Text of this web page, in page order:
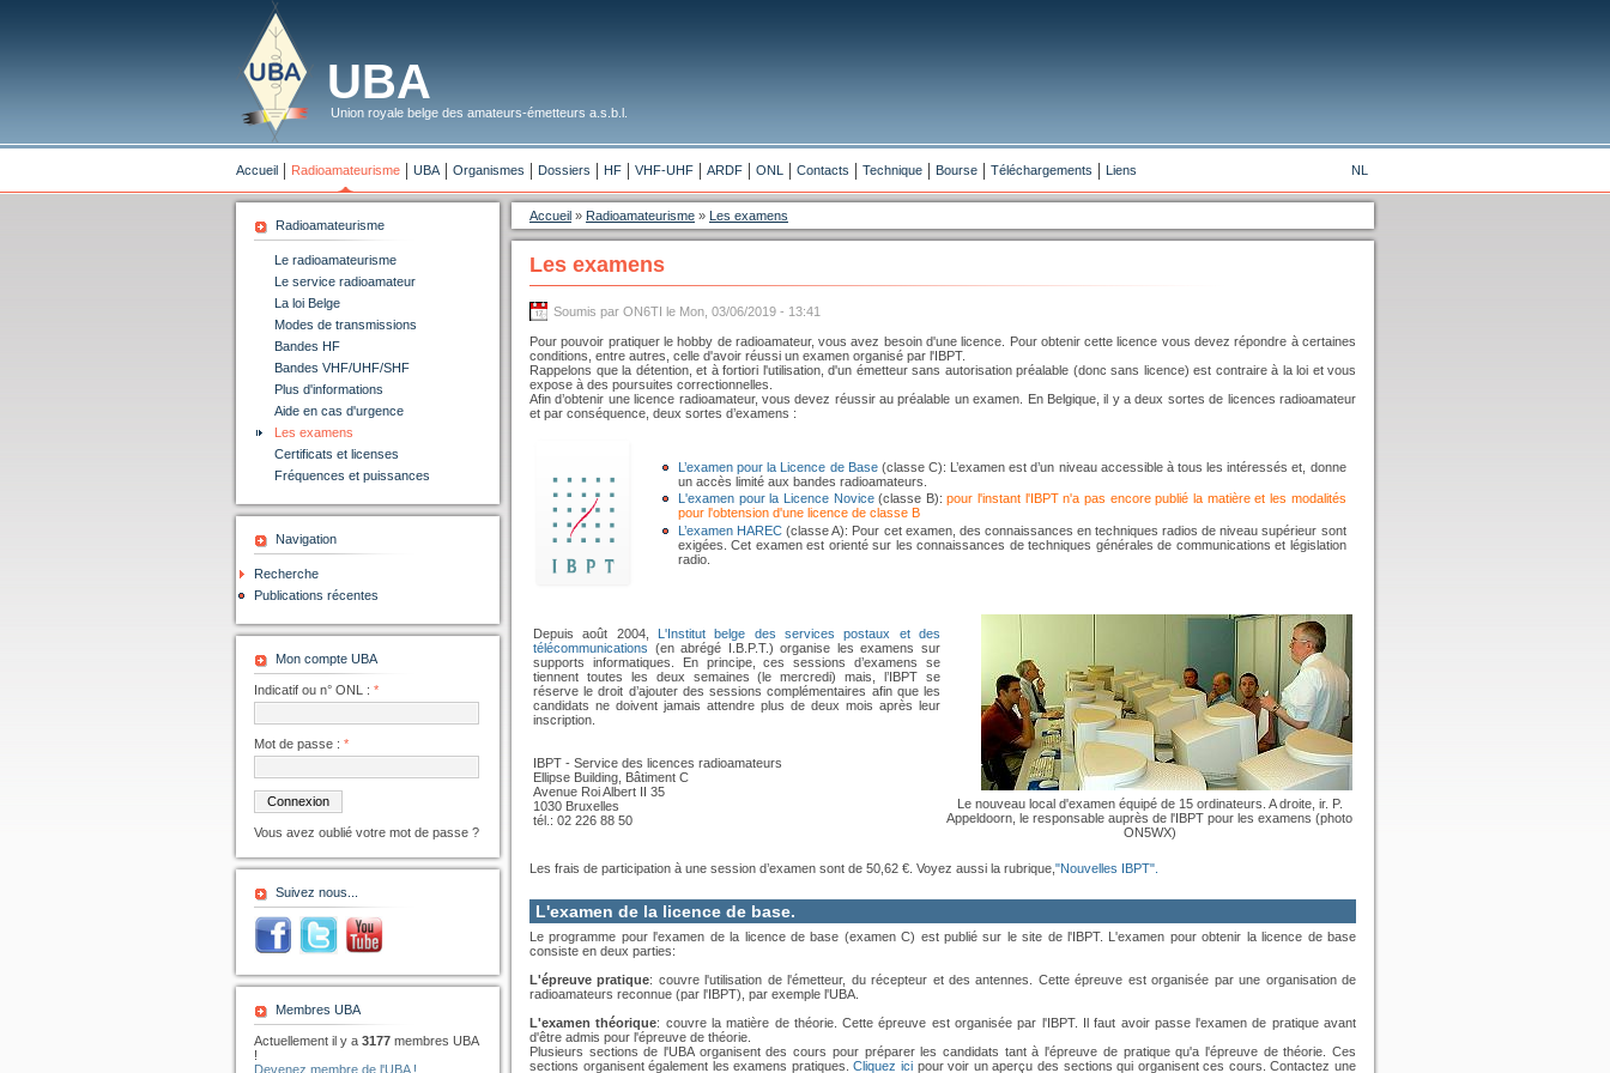
UBA
Union royale belge des amateurs-émetteurs a.s.b.l.
Accueil Radioamateurisme UBA Organismes Dossiers HF VHF-UHF ARDF ONL Contacts Technique Bourse Téléchargements Liens NL
Radioamateurisme
Le radioamateurisme
Le service radioamateur
La loi Belge
Modes de transmissions
Bandes HF
Bandes VHF/UHF/SHF
Plus d'informations
Aide en cas d'urgence
Les examens
Certificats et licenses
Fréquences et puissances
Navigation
Recherche
Publications récentes
Mon compte UBA
Indicatif ou n° ONL : *
Mot de passe : *
Vous avez oublié votre mot de passe ?
Suivez nous...
Membres UBA
Actuellement il y a 3177 membres UBA
!
Devenez membre de l'UBA !
Accueil » Radioamateurisme » Les examens
Les examens
Soumis par ON6TI le Mon, 03/06/2019 - 13:41
Pour pouvoir pratiquer le hobby de radioamateur, vous avez besoin d'une licence. Pour obtenir cette licence vous devez répondre à certaines
conditions, entre autres, celle d'avoir réussi un examen organisé par l'IBPT.
Rappelons que la détention, et à fortiori l'utilisation, d'un émetteur sans autorisation préalable (donc sans licence) est contraire à la loi et vous
expose à des poursuites correctionnelles.
Afin d’obtenir une licence radioamateur, vous devez réussir au préalable un examen. En Belgique, il y a deux sortes de licences radioamateur
et par conséquence, deux sortes d’examens :
L’examen pour la Licence de Base(classe C): L’examen est d’un niveau accessible à tous les intéressés et, donne
un accès limité aux bandes radioamateurs.
L'examen pour la Licence Novice(classe B):pour l'instant l'IBPT n'a pas encore publié la matière et les modalités
pour l'obtension d'une licence de classe B
L’examen HAREC (classe A): Pour cet examen, des connaissances en techniques radios de niveau supérieur sont
exigées. Cet examen est orienté sur les connaissances de techniques générales de communications et législation
radio.
Depuis août 2004, L'Institut belge des services postaux et des
télécommunications (en abrégé I.B.P.T.) organise les examens sur
supports informatiques. En principe, ces sessions d’examens se
tiennent toutes les deux semaines (le mercredi) mais, l’IBPT se
réserve le droit d’ajouter des sessions complémentaires afin que les
candidats ne doivent jamais attendre plus de deux mois après leur
inscription.
IBPT - Service des licences radioamateurs
Ellipse Building, Bâtiment C
Avenue Roi Albert II 35
1030 Bruxelles
tél.: 02 226 88 50
Le nouveau local d'examen équipé de 15 ordinateurs. A droite, ir. P.
Appeldoorn, le responsable auprès de l'IBPT pour les examens (photo
ON5WX)
Les frais de participation à une session d’examen sont de 50,62 €. Voyez aussi la rubrique, "Nouvelles IBPT".
L'examen de la licence de base.
Le programme pour l'examen de la licence de base (examen C) est publié sur le site de l'IBPT. L'examen pour obtenir la licence de base
consiste en deux parties:
L'épreuve pratique: couvre l'utilisation de l'émetteur, du récepteur et des antennes. Cette épreuve est organisée par une organisation de
radioamateurs reconnue (par l'IBPT), par exemple l'UBA.
L'examen théorique: couvre la matière de théorie. Cette épreuve est organisée par l'IBPT. Il faut avoir passe l'examen de pratique avant
d'être admis pour l'épreuve de théorie.
Plusieurs sections de l'UBA organisent des cours pour préparer les candidats tant à l'épreuve de pratique qu'a l'épreuve de théorie. Ces
sections organisent également les examens pratiques.Cliquez ici pour voir un aperçu des sections qui organisent ces cours. Contactez une